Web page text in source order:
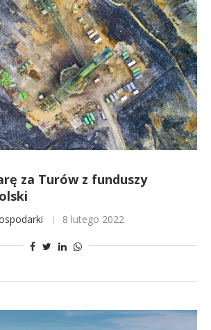
za Turów z funduszy
8 lutego 2022